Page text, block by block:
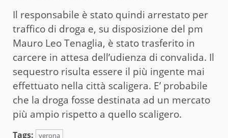
Il responsabile è stato quindi arrestato per
traffico di droga e, su disposizione del pm
Mauro Leo Tenaglia, è stato trasferito in
carcere in attesa dell’udienza di convalida. Il
sequestro risulta essere il più ingente mai
effettuato nella città scaligera. E’ probabile
che la droga fosse destinata ad un mercato
più ampio rispetto a quello scaligero.
Tags: verona